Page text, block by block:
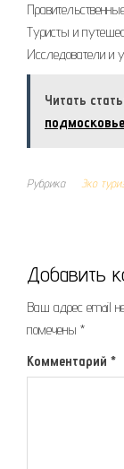
Туристы и
Исследователи и
Читать
подмосковье
Рубрика Эко
Добавить
Ваш адрес email
помечены *
Комментарий *